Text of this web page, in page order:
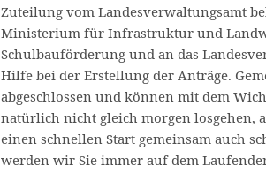
Zuteilung vom Landesverwaltungsamt
Ministerium für Infrastruktur und
Schulbauförderung und an das
Hilfe bei der Erstellung der Anträge.
abgeschlossen und können mit dem
natürlich nicht gleich morgen losgehen,
einen schnellen Start gemeinsam auch
werden wir Sie immer auf dem